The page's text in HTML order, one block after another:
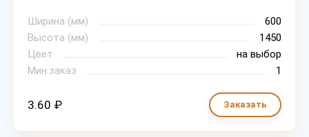
Ширина (мм)
600
Высота (мм)
1450
Цвет
на выбор
Мин.заказ
1
3.60 ₽ Заказать